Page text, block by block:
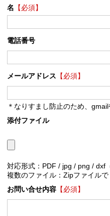
名 【必須】
電話番号
メールアドレス 【必須】
＊なりすまし防止のため、
添付ファイル
対応形式：PDF / jpg / png / dxf
複数のファイル：Zipファイルで
お問い合せ内容【必須】